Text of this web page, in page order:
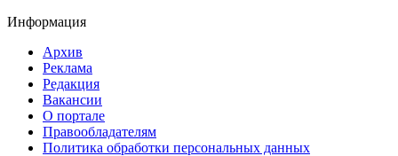
Информация
Архив
Реклама
Редакция
Вакансии
О портале
Правообладателям
Политика обработки персональных данных